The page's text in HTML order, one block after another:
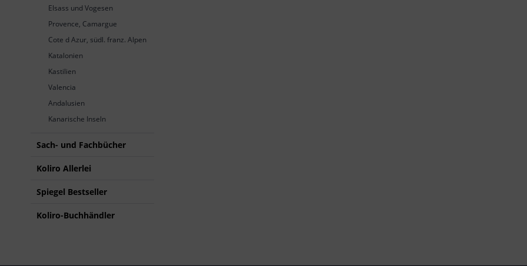
Elsass und Vogesen
Provence, Camargue
Cote d Azur, südl. franz. Alpen
Katalonien
Kastilien
Valencia
Andalusien
Kanarische Inseln
Sach- und Fachbücher
Koliro Allerlei
Spiegel Bestseller
Koliro-Buchhändler